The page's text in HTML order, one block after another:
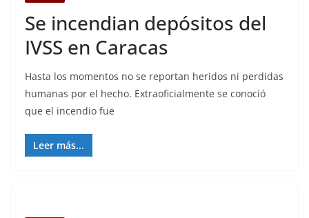
Se incendian depósitos del
IVSS en Caracas
Hasta los momentos no se reportan heridos ni perdidas
humanas por el hecho. Extraoficialmente se conoció
que el incendio fue
Leer más...